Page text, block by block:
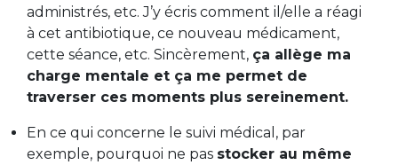
administrés, etc. J’y écris comment il/elle a réagi
à cet antibiotique, ce nouveau médicament,
cette séance, etc. Sincèrement, ça allège ma
charge mentale et ça me permet de
traverser ces moments plus sereinement.
En ce qui concerne le suivi médical, par
exemple, pourquoi ne pas stocker au même